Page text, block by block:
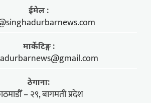
ईमेल :
मार्केटिङ्ग :
ठेगाना:
– २९, बागमती प्रदेश